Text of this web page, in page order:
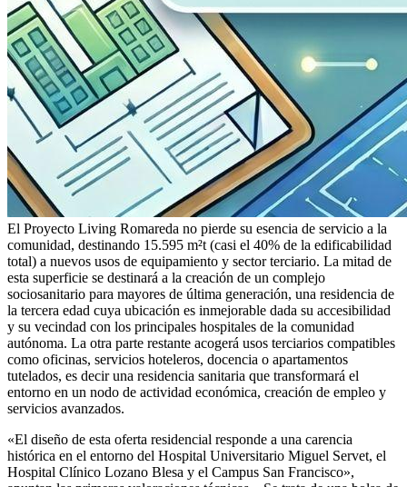
El Proyecto Living Romareda no pierde su esencia de servicio a la
comunidad, destinando 15.595 m²t (casi el 40% de la edificabilidad
total) a nuevos usos de equipamiento y sector terciario. La mitad de
esta superficie se destinará a la creación de un complejo
sociosanitario para mayores de última generación, una residencia de
la tercera edad cuya ubicación es inmejorable dada su accesibilidad
y su vecindad con los principales hospitales de la comunidad
autónoma. La otra parte restante acogerá usos terciarios compatibles
como oficinas, servicios hoteleros, docencia o apartamentos
tutelados, es decir una residencia sanitaria que transformará el
entorno en un nodo de actividad económica, creación de empleo y
servicios avanzados.
«El diseño de esta oferta residencial responde a una carencia
histórica en el entorno del Hospital Universitario Miguel Servet, el
Hospital Clínico Lozano Blesa y el Campus San Francisco»,